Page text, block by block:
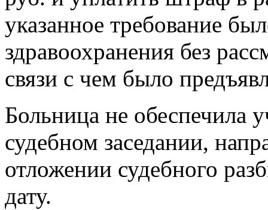
указанное требование
здравоохранения без
связи с чем было
Больница не обеспечила
судебном заседании,
отложении судебного
дату.